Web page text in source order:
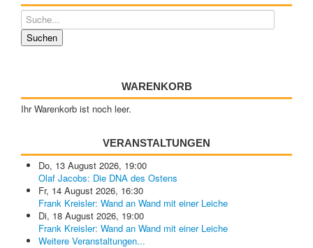
WARENKORB
Ihr Warenkorb ist noch leer.
VERANSTALTUNGEN
Do, 13 August 2026, 19:00
Olaf Jacobs: Die DNA des Ostens
Fr, 14 August 2026, 16:30
Frank Kreisler: Wand an Wand mit einer Leiche
Di, 18 August 2026, 19:00
Frank Kreisler: Wand an Wand mit einer Leiche
Weitere Veranstaltungen...